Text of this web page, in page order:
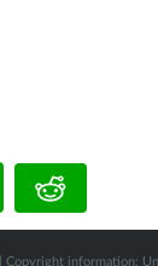
| Copyright information: